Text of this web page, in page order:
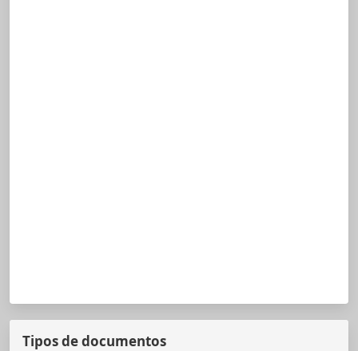
Tipos de documentos